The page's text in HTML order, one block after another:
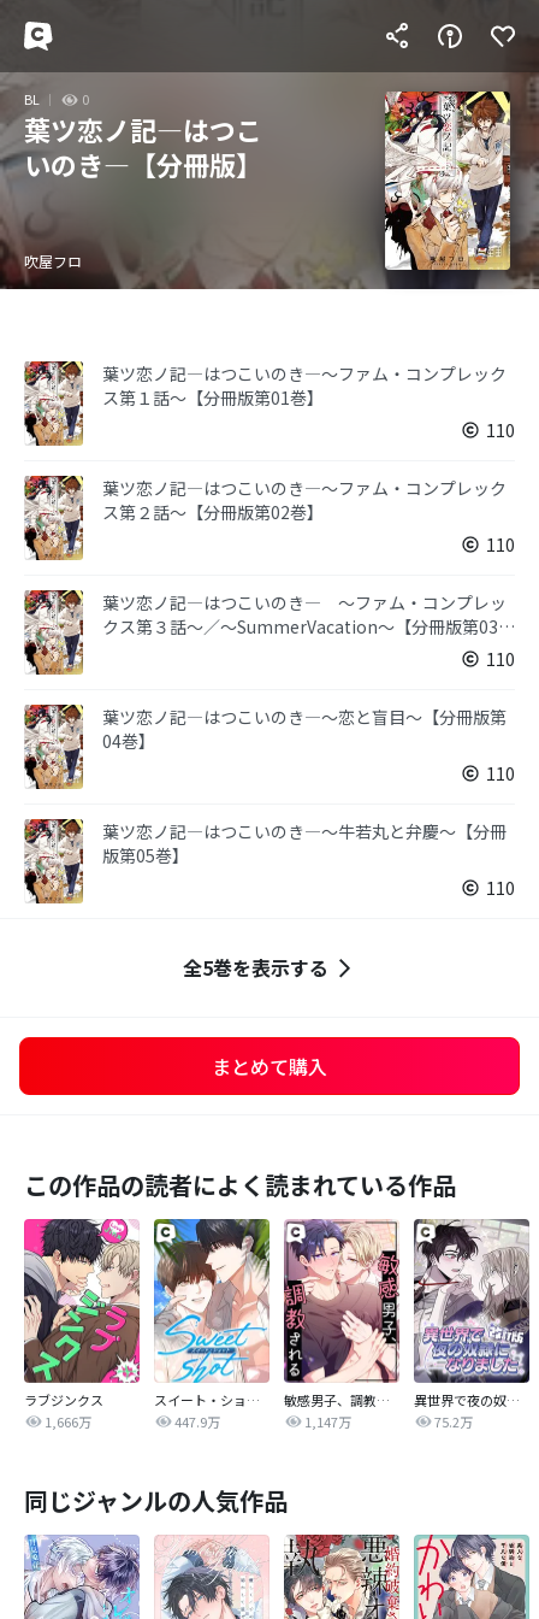
BL 0
葉ツ恋ノ記―はつこ
いのき―【分冊版】
吹屋フロ
葉ツ恋ノ記―はつこいのき―～ファム・コンプレック
ス第１話～【分冊版第01巻】
110
葉ツ恋ノ記―はつこいのき―～ファム・コンプレック
ス第２話～【分冊版第02巻】
110
葉ツ恋ノ記―はつこいのき― ～ファム・コンプレッ
クス第３話～／～SummerVacation～【分冊版第03
110
葉ツ恋ノ記―はつこいのき―～恋と盲目～【分冊版第
04巻】
110
葉ツ恋ノ記―はつこいのき―～牛若丸と弁慶～【分冊
版第05巻】
110
全5巻を表示する
まとめて購入
この作品の読者によく読まれている作品
ラブジンクス
1,666万
スイート・ショット
447.9万
敏感男子、調教される
1,147万
異世界で夜の奴隷になりました【改訂版】
75.2万
同じジャンルの人気作品